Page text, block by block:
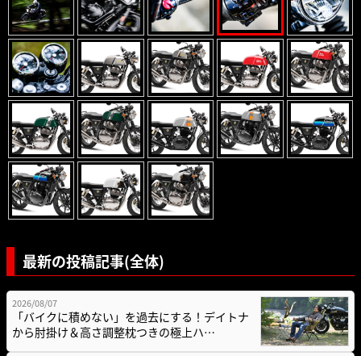
最新の投稿記事(全体)
2026/08/07
「バイクに積めない」を過去にする！デイトナ
から肘掛け＆高さ調整枕つきの極上ハ…